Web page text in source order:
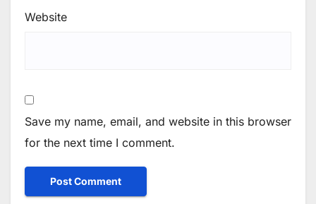
Website
Save my name, email, and website in this browser
for the next time I comment.